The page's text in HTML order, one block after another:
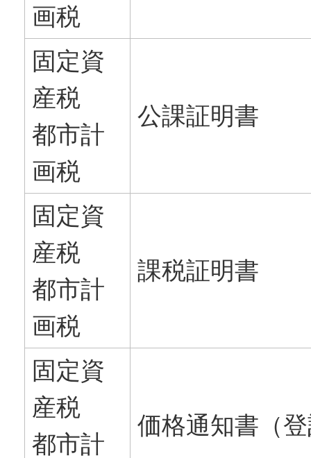
画税
固定資
産税
都市計
画税
公課証明書
固定資
産税
都市計
画税
課税証明書
固定資
産税
都市計
価格通知書（